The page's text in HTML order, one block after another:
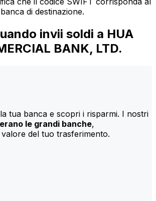
di destinazione.
invii soldi a HUA
BANK, LTD.
tua banca e scopri i risparmi. I nostri
le grandi banche,
valore del tuo trasferimento.